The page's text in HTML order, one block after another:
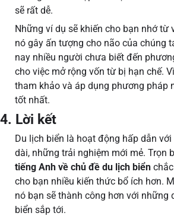
sẽ rất dễ.
Những ví dụ sẽ khiến cho bạn nhớ từ
nó gây ấn tượng cho não của chúng
nay nhiều người chưa biết đến
cho việc mở rộng vốn từ bị hạn chế.
tham khảo và áp dụng phương pháp
tốt nhất.
4. Lời kết
Du lịch biển là hoạt động hấp dẫn
dài, những trải nghiệm mới mẻ. Trọn
tiếng Anh về chủ đề du lịch biển
cho bạn nhiều kiến thức bổ ích hơn.
nó bạn sẽ thành công hơn với những
biển sắp tới.